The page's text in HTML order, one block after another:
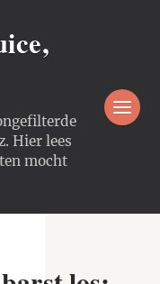
Hier lees
mocht